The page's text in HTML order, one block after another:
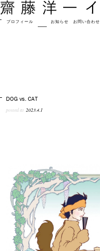
プロフィール お知らせ お問い合わせ
DOG vs. CAT
posted at 2023.4.1